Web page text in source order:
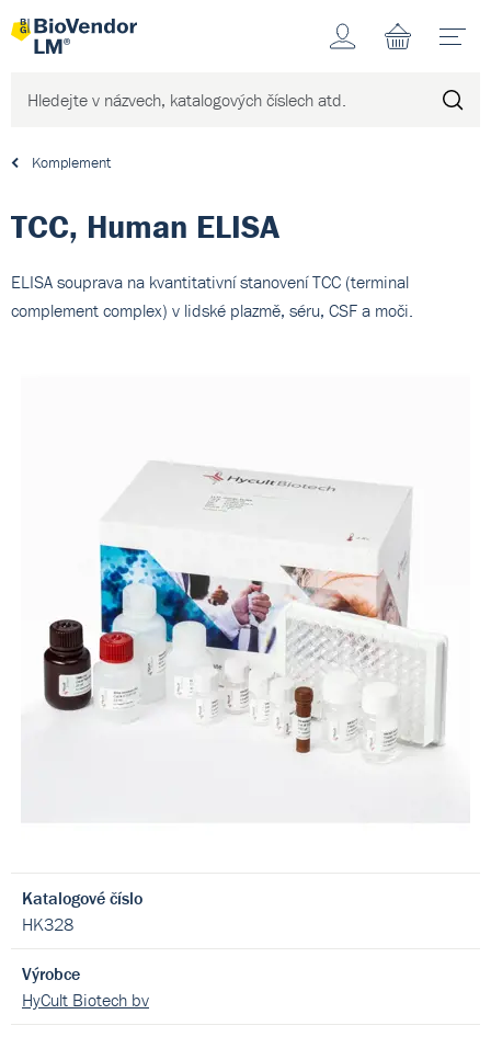
Účet
Komplement
TCC, Human ELISA
ELISA souprava na kvantitativní stanovení TCC (terminal
complement complex) v lidské plazmě, séru, CSF a moči.
Katalogové číslo
HK328
Výrobce
HyCult Biotech bv